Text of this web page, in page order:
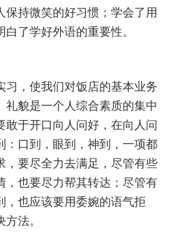
保持微笑的好习惯；学会了用
了学好外语的重要性。
习，使我们对饭店的基本业务
礼貌是一个人综合素质的集中
敢于开口向人问好，在向人问
：口到，眼到，神到，一项都
，要尽全力去满足，尽管有些
，也要尽力帮其转达；尽管有
，也应该要用委婉的语气拒
法。